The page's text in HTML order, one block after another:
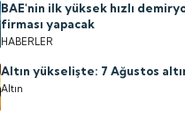
BAE'nin ilk yüksek hızlı
firması yapacak
HABERLER
Altın yükselişte: 7 Ağustos
Altın